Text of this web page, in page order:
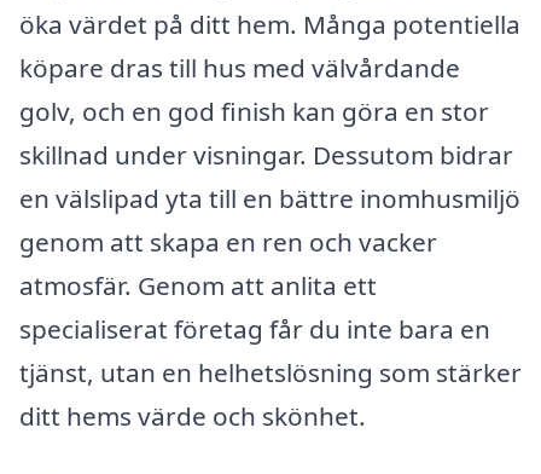
öka värdet på ditt hem. Många potentiella
köpare dras till hus med välvårdande
golv, och en god finish kan göra en stor
skillnad under visningar. Dessutom bidrar
en välslipad yta till en bättre inomhusmiljö
genom att skapa en ren och vacker
atmosfär. Genom att anlita ett
specialiserat företag får du inte bara en
tjänst, utan en helhetslösning som stärker
ditt hems värde och skönhet.